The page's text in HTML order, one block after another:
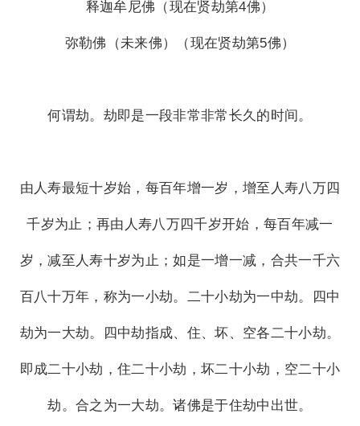
释迦牟尼佛（现在贤劫第4佛）
弥勒佛（未来佛）（现在贤劫第5佛）
何谓劫。劫即是一段非常非常长久的时间。
由人寿最短十岁始，每百年增一岁，增至人寿八万四
千岁为止；再由人寿八万四千岁开始，每百年减一
岁，减至人寿十岁为止；如是一增一减，合共一千六
百八十万年，称为一小劫。二十小劫为一中劫。四中
劫为一大劫。四中劫指成、住、坏、空各二十小劫。
即成二十小劫，住二十小劫，坏二十小劫，空二十小
劫。合之为一大劫。诸佛是于住劫中出世。